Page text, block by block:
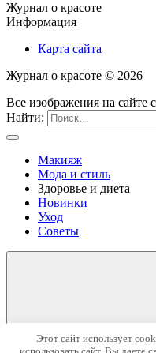
Журнал о красоте
Информация
Карта сайта
Журнал о красоте © 2026
Все изображения на сайте
Найти:
Макияж
Мода и стиль
Здоровье и диета
Новинки
Уход
Советы
Этот сайт использует